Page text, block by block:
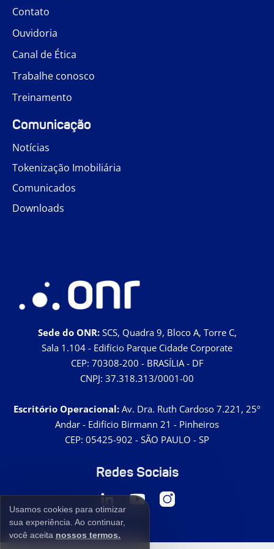
Usamos cookies para otimizar
sua experiência. Ao continuar,
você aceita nossos termos.
Contato
Ouvidoria
Canal de Ética
Trabalhe conosco
Treinamento
Comunicação
Notícias
Tokenização Imobiliária
Comunicados
Downloads
Sede do ONR:SCS, Quadra 9, Bloco A, Torre C,
Sala 1.104 - Edifício Parque Cidade Corporate
CEP: 70308-200 - BRASÍLIA - DF
CNPJ: 37.318.313/0001-00
Escritório Operacional: Av. Dra. Ruth Cardoso 7.221, 25º
Andar - Edifício Birmann 21 - Pinheiros
CEP: 05425-902 - SÃO PAULO - SP
Redes Sociais